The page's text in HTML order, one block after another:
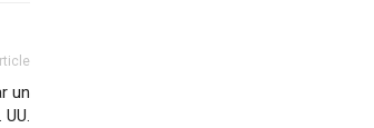
un